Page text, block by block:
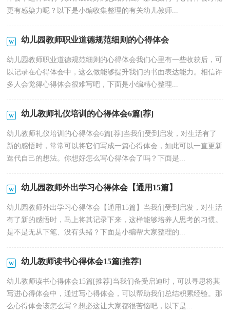
更有感染力呢？以下是小编收集整理的有关幼儿教师...
幼儿园教师职业道德规范细则的心得体会
幼儿园教师职业道德规范细则的心得体会我们心里有一些收获后，可
以记录在心得体会中，这么做能够提升我们的书面表达能力。相信许
多人会觉得心得体会很难写吧，下面是小编精心整理...
幼儿教师礼仪培训的心得体会6篇[荐]
幼儿教师礼仪培训的心得体会6篇[荐]当我们受到启发，对生活有了
新的感悟时，常常可以将它们写成一篇心得体会，如此可以一直更新
迭代自己的想法。你想好怎么写心得体会了吗？下面是...
幼儿园教师外出学习心得体会【通用15篇】
幼儿园教师外出学习心得体会【通用15篇】当我们受到启发，对生活
有了新的感悟时，马上将其记录下来，这样能够培养人思考的习惯。
是不是无从下笔、没有头绪？下面是小编帮大家整理的...
幼儿教师读书心得体会15篇[推荐]
幼儿教师读书心得体会15篇[推荐]当我们备受启迪时，可以寻思将其
写进心得体会中，通过写心得体会，可以帮助我们总结积累经验。那
么心得体会该怎么写？想必这让大家都很苦恼吧，以下是...